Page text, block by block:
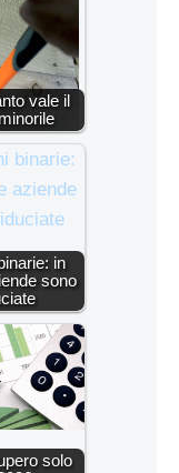
vale il
in
sono
solo